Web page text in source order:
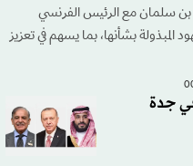
سلمان مع الرئيس الفرنسي
المبذولة بشأنها، بما يسهم في تعزيز
جدة